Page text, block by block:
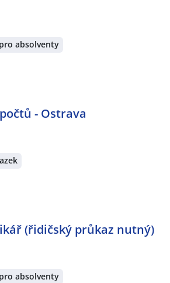
absolventy
- Ostrava
(řidičský průkaz nutný)
absolventy